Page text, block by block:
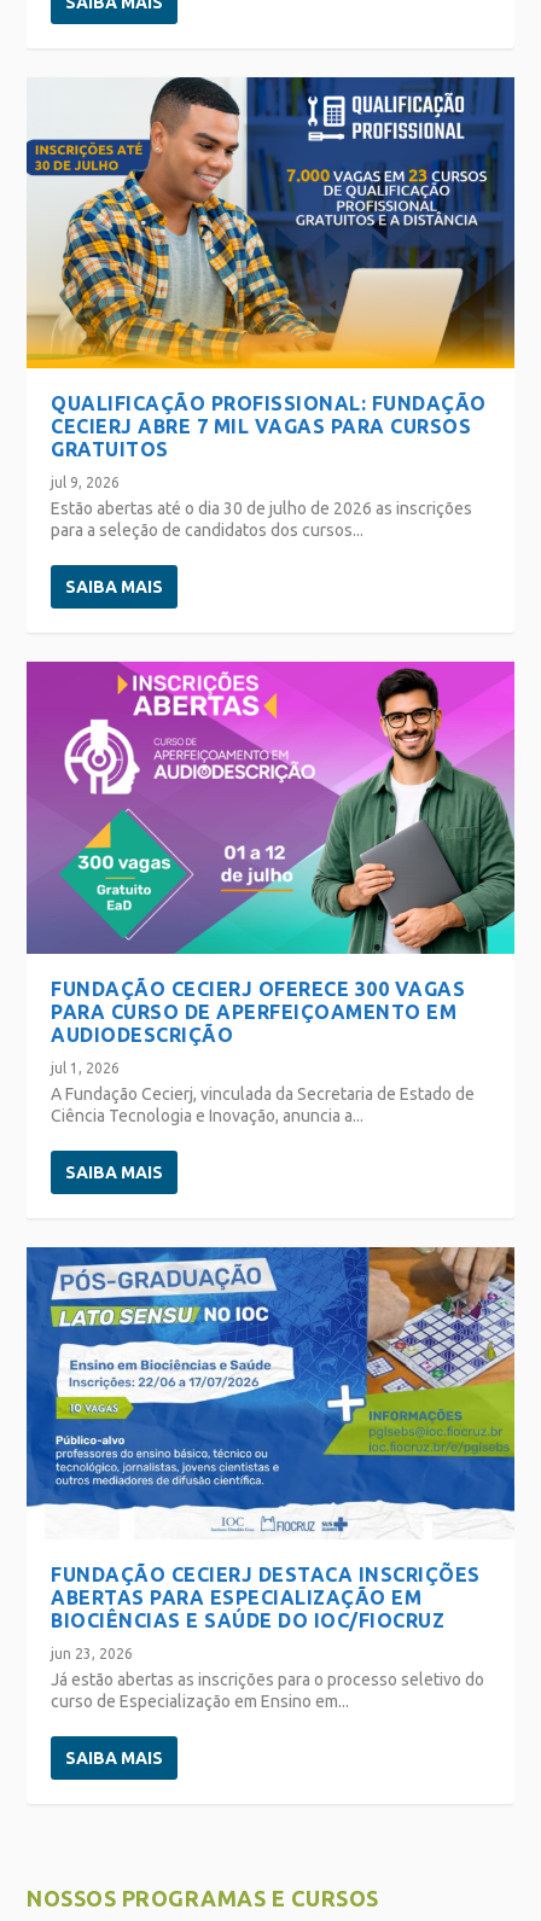
QUALIFICAÇÃO PROFISSIONAL: FUNDAÇÃO
CECIERJ ABRE 7 MIL VAGAS PARA CURSOS
GRATUITOS
jul 9, 2026
Estão abertas até o dia 30 de julho de 2026 as inscrições
para a seleção de candidatos dos cursos...
SAIBA MAIS
FUNDAÇÃO CECIERJ OFERECE 300 VAGAS
PARA CURSO DE APERFEIÇOAMENTO EM
AUDIODESCRIÇÃO
jul 1, 2026
A Fundação Cecierj, vinculada da Secretaria de Estado de
Ciência Tecnologia e Inovação, anuncia a...
SAIBA MAIS
FUNDAÇÃO CECIERJ DESTACA INSCRIÇÕES
ABERTAS PARA ESPECIALIZAÇÃO EM
BIOCIÊNCIAS E SAÚDE DO IOC/FIOCRUZ
jun 23, 2026
Já estão abertas as inscrições para o processo seletivo do
curso de Especialização em Ensino em...
SAIBA MAIS
NOSSOS PROGRAMAS E CURSOS